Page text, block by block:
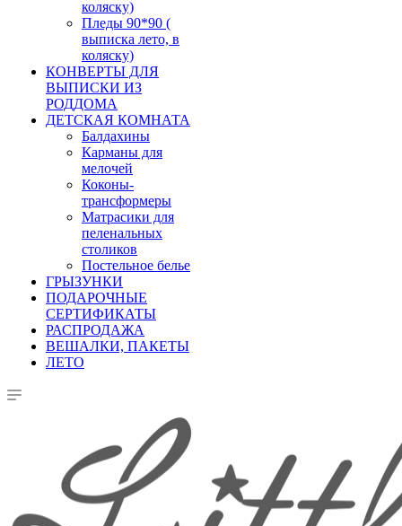
коляску)
Пледы 90*90 (
выписка лето, в
коляску)
КОНВЕРТЫ ДЛЯ
ВЫПИСКИ ИЗ
РОДДОМА
ДЕТСКАЯ КОМНАТА
Балдахины
Карманы для
мелочей
Коконы-
трансформеры
Матрасики для
пеленальных
столиков
Постельное белье
ГРЫЗУНКИ
ПОДАРОЧНЫЕ
СЕРТИФИКАТЫ
РАСПРОДАЖА
ВЕШАЛКИ, ПАКЕТЫ
ЛЕТО